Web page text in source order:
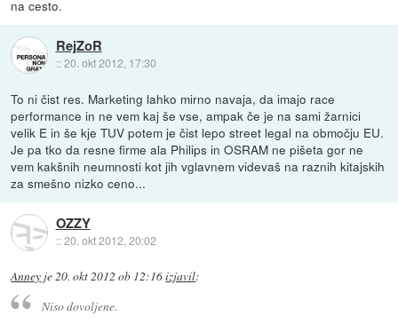
na cesto.
RejZoR
::20. okt 2012, 17:30
To ni čist res. Marketing lahko mirno navaja, da imajo race
performance in ne vem kaj še vse, ampak če je na sami žarnici
velik E in še kje TUV potem je čist lepo street legal na območju EU.
Je pa tko da resne firme ala Philips in OSRAM ne pišeta gor ne
vem kakšnih neumnosti kot jih vglavnem videvaš na raznih kitajskih
za smešno nizko ceno...
OZZY
::20. okt 2012, 20:02
Anney je20. okt 2012 ob 12:16izjavil:
Niso dovoljene.